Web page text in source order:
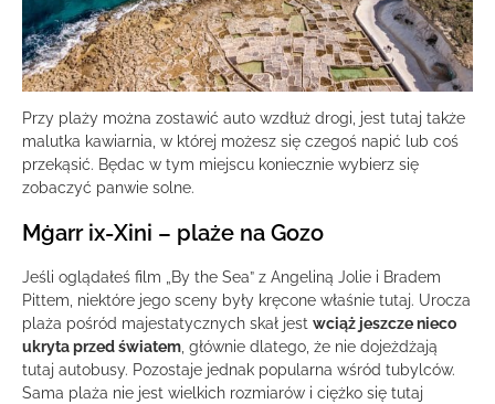
Przy plaży można zostawić auto wzdłuż drogi, jest tutaj także
malutka kawiarnia, w której możesz się czegoś napić lub coś
przekąsić. Będac w tym miejscu koniecznie wybierz się
zobaczyć panwie solne.
Mġarr ix-Xini – plaże na Gozo
Jeśli oglądałeś film „By the Sea” z Angeliną Jolie i Bradem
Pittem, niektóre jego sceny były kręcone właśnie tutaj. Urocza
plaża pośród majestatycznych skał jest wciąż jeszcze nieco
ukryta przed światem, głównie dlatego, że nie dojeżdżają
tutaj autobusy. Pozostaje jednak popularna wśród tubylców.
Sama plaża nie jest wielkich rozmiarów i ciężko się tutaj